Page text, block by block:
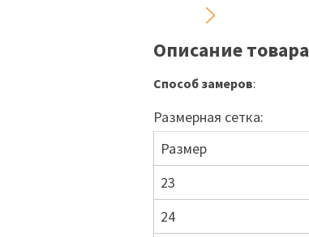
Описание товара
Способ замеров:
Размерная сетка:
Размер
23
24